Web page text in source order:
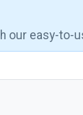
our easy-to-